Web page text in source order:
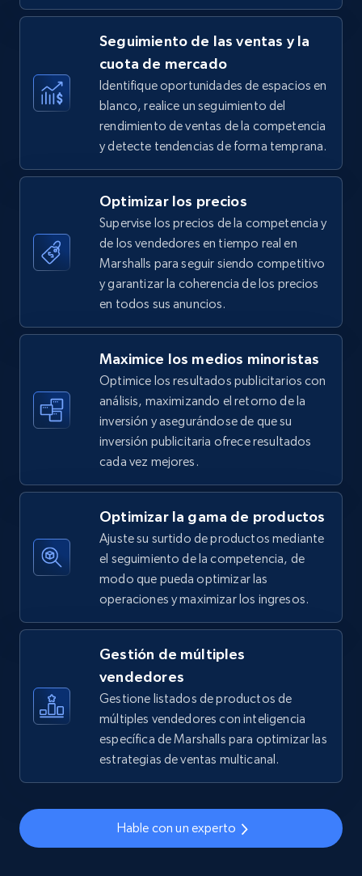
5.6K+ 875+ Comenzar ahora
TikTok Shop
URL, Title, Available, Description, Currency, Initial
price, Final price, Discount percent, and more.
5.4K+ 668+ Comenzar ahora
TikTok Shop - category
URL, Title, Available, Description, Currency, Initial
price, Final price, Discount percent, and more.
TikTok Shop - Collect TikTok shop products
by keywords search
URL, Title, Available, Description, Currency, Initial
price, Final price, Discount percent, and more.
Comenzar ahora
TikTok Shop - discover records by shop url
URL, Title, Available, Description, Currency, Initial
price, Final price, Discount percent, and more.
668+ Comenzar ahora
Seguimiento de las ventas y la
cuota de mercado
Identifique oportunidades de espacios en
blanco, realice un seguimiento del
rendimiento de ventas de la competencia
y detecte tendencias de forma temprana.
Optimizar los precios
Supervise los precios de la competencia y
de los vendedores en tiempo real en
Marshalls para seguir siendo competitivo
y garantizar la coherencia de los precios
en todos sus anuncios.
Maximice los medios minoristas
Optimice los resultados publicitarios con
análisis, maximizando el retorno de la
inversión y asegurándose de que su
inversión publicitaria ofrece resultados
cada vez mejores.
Optimizar la gama de productos
Ajuste su surtido de productos mediante
el seguimiento de la competencia, de
modo que pueda optimizar las
operaciones y maximizar los ingresos.
Gestión de múltiples
vendedores
Gestione listados de productos de
múltiples vendedores con inteligencia
específica de Marshalls para optimizar las
estrategias de ventas multicanal.
Hable con un experto